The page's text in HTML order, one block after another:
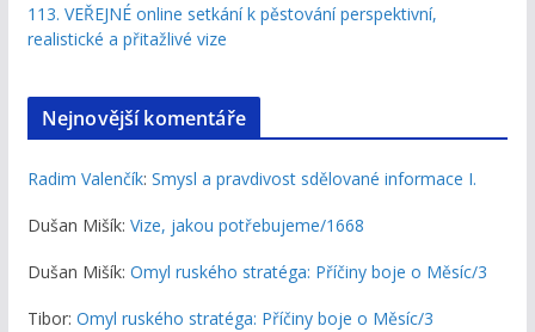
113. VEŘEJNÉ online setkání k pěstování perspektivní,
realistické a přitažlivé vize
Nejnovější komentáře
Radim Valenčík: Smysl a pravdivost sdělované informace I.
Dušan Mišík: Vize, jakou potřebujeme/1668
Dušan Mišík: Omyl ruského stratéga: Příčiny boje o Měsíc/3
Tibor: Omyl ruského stratéga: Příčiny boje o Měsíc/3